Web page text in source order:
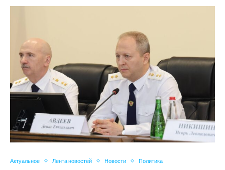
Актуальное Лента новостей Новости Политика